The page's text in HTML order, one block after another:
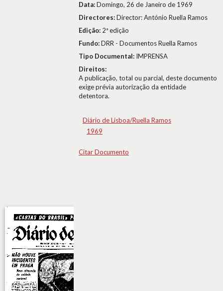
Data:Domingo, 26 de Janeiro de 1969
Directores:Director: António Ruella Ramos
Edição: 2ª edição
Fundo:DRR - Documentos Ruella Ramos
Tipo Documental: IMPRENSA
Direitos:
A publicação, total ou parcial, deste documento
exige prévia autorização da entidade
detentora.
Diário de Lisboa/Ruella Ramos
1969
Citar Documento